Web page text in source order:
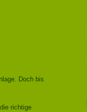
Doch bis
richtige